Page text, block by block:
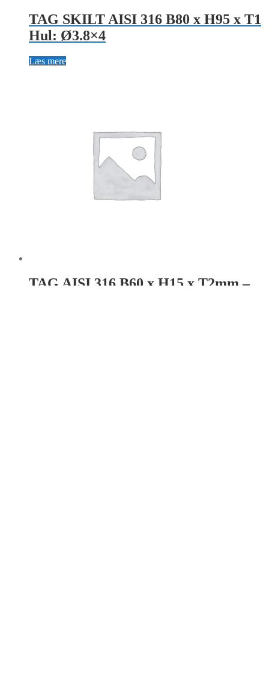
TAG SKILT AISI 316 B80 x H95 x T1
Hul: Ø3.8×4
Læs mere
TAG AISI 316 B60 x H15 x T2mm –